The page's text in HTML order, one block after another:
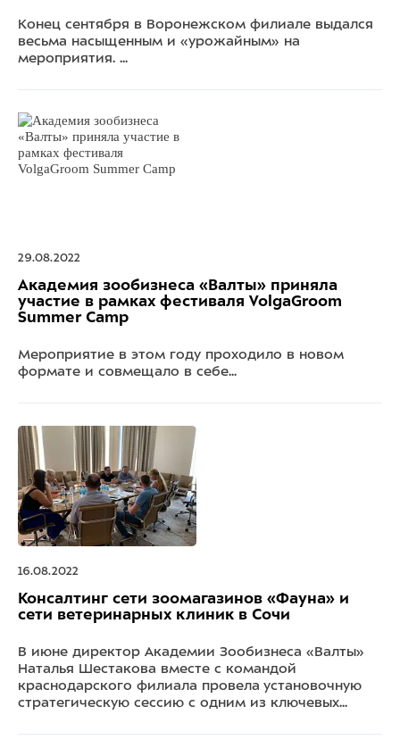
Конец сентября в Воронежском филиале выдался
весьма насыщенным и «урожайным» на
мероприятия. ...
29.08.2022
Академия зообизнеса «Валты» приняла
участие в рамках фестиваля VolgaGroom
Summer Camp
Мероприятие в этом году проходило в новом
формате и совмещало в себе...
16.08.2022
Консалтинг сети зоомагазинов «Фауна» и
сети ветеринарных клиник в Сочи
В июне директор Академии Зообизнеса «Валты»
Наталья Шестакова вместе с командой
краснодарского филиала провела установочную
стратегическую сессию с одним из ключевых...